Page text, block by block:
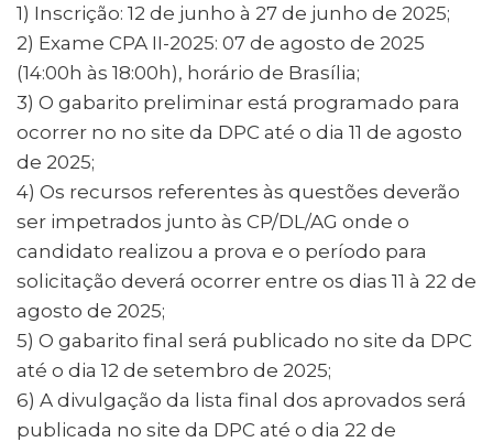
1) Inscrição: 12 de junho à 27 de junho de 2025;
2) Exame CPA II-2025: 07 de agosto de 2025
(14:00h às 18:00h), horário de Brasília;
3) O gabarito preliminar está programado para
ocorrer no no site da DPC até o dia 11 de agosto
de 2025;
4) Os recursos referentes às questões deverão
ser impetrados junto às CP/DL/AG onde o
candidato realizou a prova e o período para
solicitação deverá ocorrer entre os dias 11 à 22 de
agosto de 2025;
5) O gabarito final será publicado no site da DPC
até o dia 12 de setembro de 2025;
6) A divulgação da lista final dos aprovados será
publicada no site da DPC até o dia 22 de